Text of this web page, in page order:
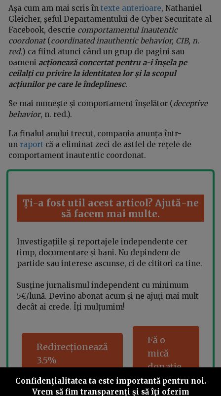
Așa cum am mai scris în texte anterioare, Nathaniel
Gleicher, șeful Departamentului de Cyber Securitate al
Facebook, descrie comportamentul inautentic
coordonat(coordinated inauthentic behavior, CIB, n.
red.) ca fiind atunci când un grup de pagini sau
oameni acționează concertat pentru a-i înșela pe
ceilalți cu privire la identitatea lor și la scopul
acțiunilor pe care le îndeplinesc.
Se mai numește și comportament înșelător (deceptive
behavior, n. red.).
La finalul anului trecut, compania anunța într-
un raport că a eliminat zeci de astfel de rețele de
comportament inautentic coordonat.
Ți-a fost util acest articol? Ajută-ne
să facem mai multe.
Investigațiile și reportajele independente cer
timp, documentare și bani. Nu depindem de
partide sau interese ascunse, ci de cititori ca tine.
Susține jurnalismul independent cu minimum
5€/lună. Devino abonat acum și ne ajuți mai mult
decât ai crede. Îți mulțumim!
Redirecționează
3.5%
Fă o
mică
donație
Confidenţialitatea ta este importantă pentru noi.
Vrem să fim transparenţi și să îţi oferim